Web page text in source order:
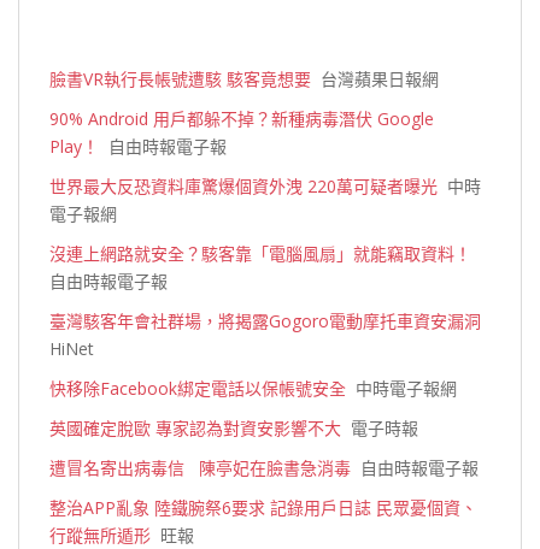
臉書VR執行長帳號遭駭 駭客竟想要 台灣蘋果日報網
90% Android 用戶都躲不掉？新種病毒潛伏 Google
Play！
自由時報電子報
世界最大反恐資料庫驚爆個資外洩 220萬可疑者曝光 中時
電子報網
沒連上網路就安全？駭客靠「電腦風扇」就能竊取資料！
自由時報電子報
臺灣駭客年會社群場，將揭露Gogoro電動摩托車資安漏洞
HiNet
快移除Facebook綁定電話以保帳號安全 中時電子報網
英國確定脫歐 專家認為對資安影響不大 電子時報
遭冒名寄出病毒信 陳亭妃在臉書急消毒 自由時報電子報
整治APP亂象 陸鐵腕祭6要求 記錄用戶日誌 民眾憂個資、
行蹤無所遁形 旺報